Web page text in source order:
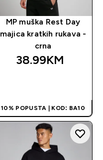
MP muška Rest Day
majica kratkih rukava -
crna
38.99KM‎
10% POPUSTA | KOD: BA10